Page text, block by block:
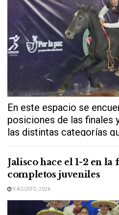
En este espacio se
posiciones de las finales
las distintas categorías
Jalisco hace el 1-2 en
completos juveniles
9 AGOSTO, 2026